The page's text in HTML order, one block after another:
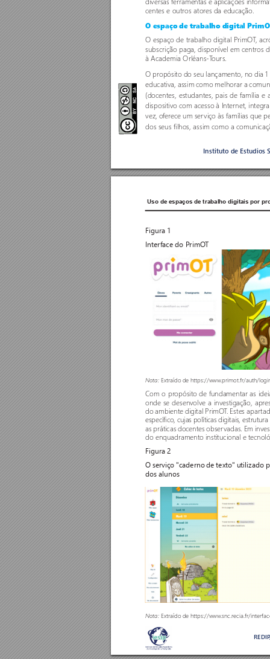
Instituto de Estudios
diversas ferramentas e aplicações
centes e outros atores da educação.
O espaço de trabalho digital
O espaço de trabalho digital PrimOT,
subscrição paga, disponível em centros
à Academia Orléans-Tours.
O propósito do seu lançamento, no dia
educativa, assim como melhorar a
(docentes, estudantes, pais de família e
dispositivo com acesso à Internet,
vez, oferece um serviço às famílias que
dos seus filhos, assim como a
REDIP
Uso de espaços de trabalho digitais por
Figura 1
Interface do PrimOT
Nota: Extraído de https://www.primot.fr/auth/
Com o propósito de fundamentar as
onde se desenvolve a investigação,
do ambiente digital PrimOT. Estes apar
específico, cujas políticas digitais,
as práticas docentes observadas. Em
do enquadramento institucional e
Figura 2
O serviço "caderno de texto" utilizado
dos alunos
Nota: Extraído de https://www.snc.recia.fr/